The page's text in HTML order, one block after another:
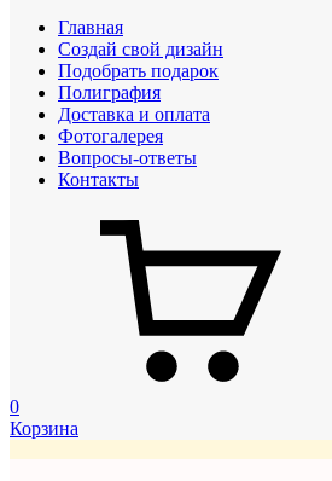
Главная
Создай свой дизайн
Подобрать подарок
Полиграфия
Доставка и оплата
Фотогалерея
Вопросы-ответы
Контакты
0
Корзина